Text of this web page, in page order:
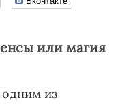
или магия
одним из